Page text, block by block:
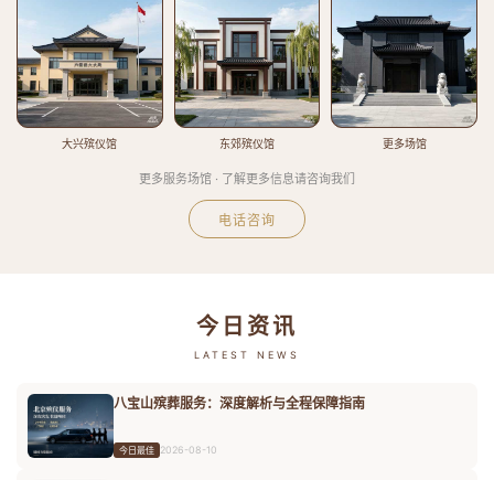
大兴殡仪馆 东郊殡仪馆 更多场馆
更多服务场馆 · 了解更多信息请咨询我们
电话咨询
今日资讯
LATEST NEWS
八宝山殡葬服务：深度解析与全程保障指南
今日最佳 2026-08-10